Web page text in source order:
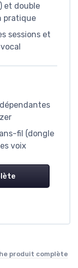
et double
pratique
sessions et
fil (dongle
voix
produit complète